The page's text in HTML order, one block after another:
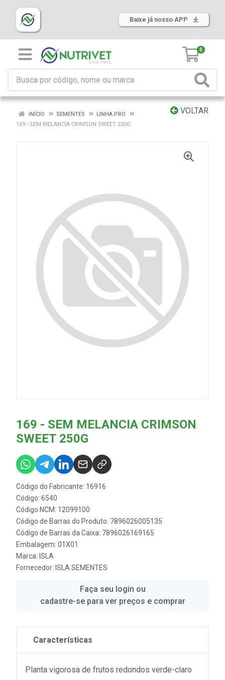
Baixe já nosso APP
0
VOLTAR
INÍCIO SEMENTES
LINHA PRO
169 - SEM MELANCIA CRIMSON SWEET 250G
169 - SEM MELANCIA CRIMSON
SWEET 250G
Código do Fabricante: 16916
Código: 6540
Código NCM: 12099100
Código de Barras do Produto: 7896026005135
Código de Barras da Caixa: 7896026169165
Embalagem: 01X01
Marca: ISLA
Fornecedor: ISLA SEMENTES
Faça seu login ou
cadastre-se para ver preços e comprar
Características
Planta vigorosa de frutos redondos verde-claro